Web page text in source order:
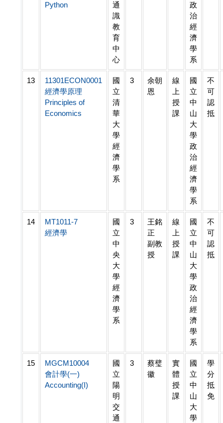
Python
通
識
教
育
中
心
政
治
經
濟
學
系
13
11301ECON0001
經濟學原理
Principles of
Economics
國
立
清
華
大
學
經
濟
學
系
3
余朝
恩
線
上
授
課
國
立
中
山
大
學
政
治
經
濟
學
系
不
可
認
抵
14
MT1011-7
經濟學
國
立
中
央
大
學
經
濟
學
系
3
王銘
正
副教
授
線
上
授
課
國
立
中
山
大
學
政
治
經
濟
學
系
不
可
認
抵
15
MGCM10004
會計學(一)
Accounting(I)
國
立
陽
明
交
通
3
蔡璧
徽
實
體
授
課
國
立
中
山
大
學
學
分
抵
免